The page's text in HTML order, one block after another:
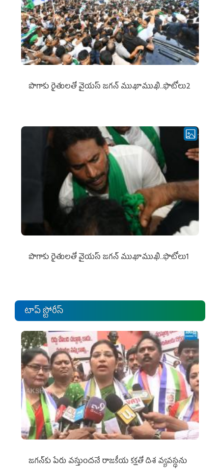
పొగాకు రైతుల‌తో వైయ‌స్ జ‌గ‌న్ ముఖాముఖి..ఫొటోలు2
పొగాకు రైతుల‌తో వైయ‌స్ జ‌గ‌న్ ముఖాముఖి..ఫొటోలు1
టాప్ స్టోరీస్
జగన్‌కు పేరు వస్తుందనే రాజకీయ కక్షతో దిశ వ్య‌వ‌స్థ‌ను